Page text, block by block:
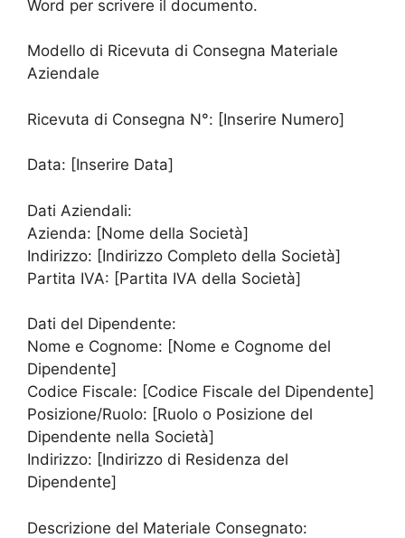
Word per scrivere il documento.
Modello di Ricevuta di Consegna Materiale
Aziendale
Ricevuta di Consegna N°: [Inserire Numero]
Data: [Inserire Data]
Dati Aziendali:
Azienda: [Nome della Società]
Indirizzo: [Indirizzo Completo della Società]
Partita IVA: [Partita IVA della Società]
Dati del Dipendente:
Nome e Cognome: [Nome e Cognome del
Dipendente]
Codice Fiscale: [Codice Fiscale del Dipendente]
Posizione/Ruolo: [Ruolo o Posizione del
Dipendente nella Società]
Indirizzo: [Indirizzo di Residenza del
Dipendente]
Descrizione del Materiale Consegnato: